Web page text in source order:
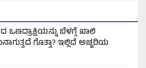
ಒಣದ್ರಾಕ್ಷಿಯನ್ನು ಬೆಳಗ್ಗೆ ಖಾಲಿ
ಗೊತ್ತಾ? ಇಲ್ಲಿದೆ ಅಚ್ಚರಿಯ